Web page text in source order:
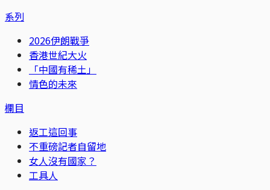
系列
2026伊朗戰爭
香港世紀大火
「中國有稀土」
情色的未來
欄目
返工這回事
不重磅記者自留地
女人沒有國家？
工具人